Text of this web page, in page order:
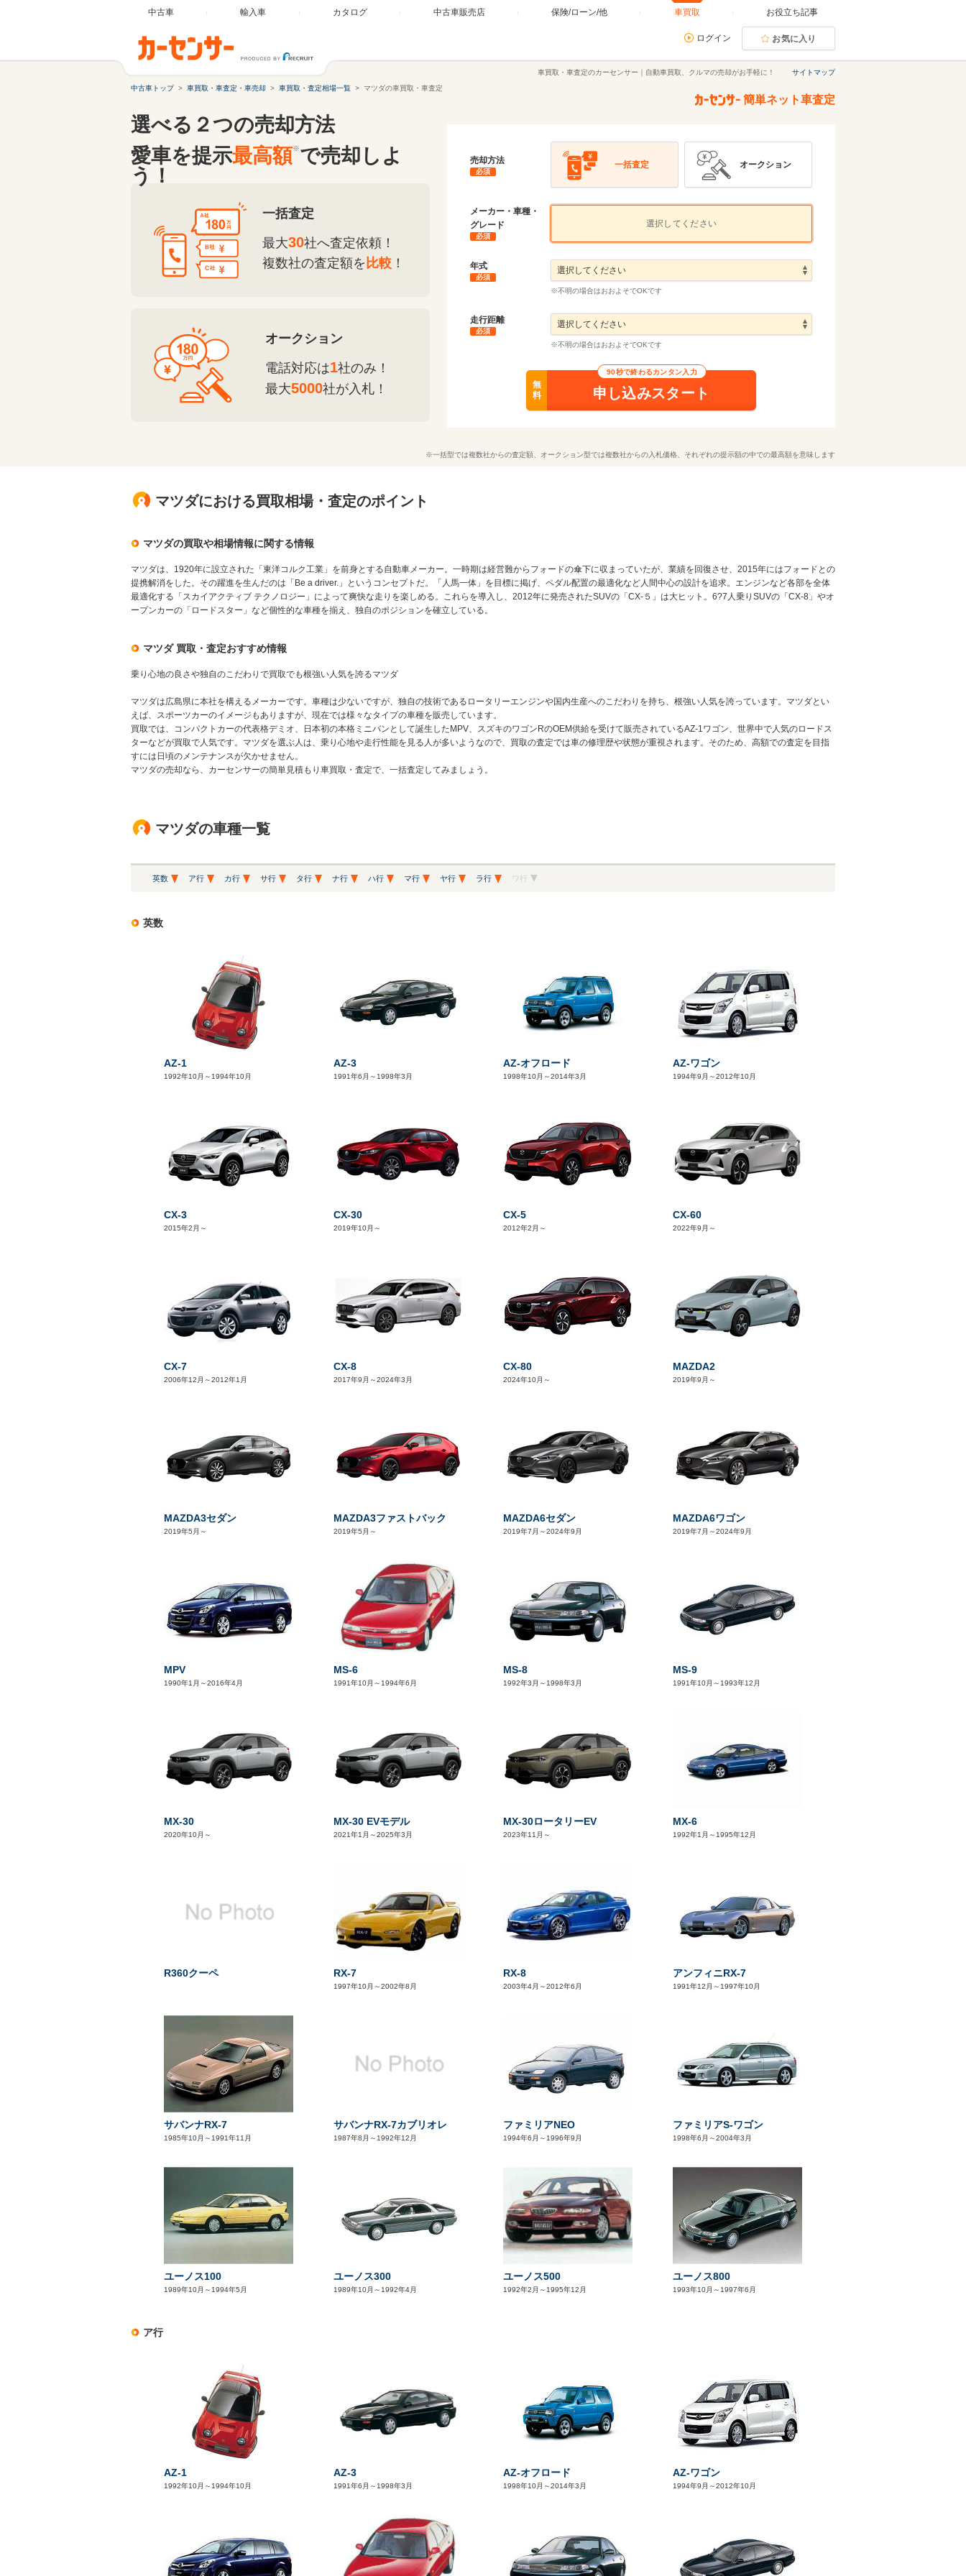
中古車 輸入車 カタログ 中古車販売店 保険/ローン/他 車買取 お役立ち記事
ログイン お気に入り
サイトマップ
車買取・車査定のカーセンサー｜自動車買取、クルマの売却がお手軽に！
中古車トップ
車買取・車査定・車売却 車買取・査定相場一覧 マツダの車買取・車査定
選べる２つの売却方法
愛車を提示最高額※で売却しよ
う！
一括査定
最大30社へ査定依頼！
複数社の査定額を 比較 ！
オークション
電話対応は1社のみ！
最大5000社が入札！
簡単ネット車査定
売却方法
必須
一括査定 オークション
メーカー・車種・
グレード
必須
選択してください
年式
必須
※不明の場合はおおよそでOKです
走行距離
必須
※不明の場合はおおよそでOKです
90秒で終わるカンタン入力
無
料
申し込みスタート
※一括型では複数社からの査定額、オークション型では複数社からの入札価格、それぞれの提示額の中での最高額を意味します
マツダにおける買取相場・査定のポイント
マツダの買取や相場情報に関する情報
マツダは、1920年に設立された「東洋コルク工業」を前身とする自動車メーカー。一時期は経営難からフォードの傘下に収まっていたが、業績を回復させ、2015年にはフォードとの
提携解消をした。その躍進を生んだのは「Be a driver.」というコンセプトだ。「人馬一体」を目標に掲げ、ペダル配置の最適化など人間中心の設計を追求。エンジンなど各部を全体
最適化する「スカイアクティブ テクノロジー」によって爽快な走りを楽しめる。これらを導入し、2012年に発売されたSUVの「CX-５」は大ヒット。6?7人乗りSUVの「CX-8」やオ
ープンカーの「ロードスター」など個性的な車種を揃え、独自のポジションを確立している。
マツダ 買取・査定おすすめ情報
乗り心地の良さや独自のこだわりで買取でも根強い人気を誇るマツダ
マツダは広島県に本社を構えるメーカーです。車種は少ないですが、独自の技術であるロータリーエンジンや国内生産へのこだわりを持ち、根強い人気を誇っています。マツダとい
えば、スポーツカーのイメージもありますが、現在では様々なタイプの車種を販売しています。
買取では、コンパクトカーの代表格デミオ、日本初の本格ミニバンとして誕生したMPV、スズキのワゴンRのOEM供給を受けて販売されているAZ-1ワゴン、世界中で人気のロードス
ターなどが買取で人気です。マツダを選ぶ人は、乗り心地や走行性能を見る人が多いようなので、買取の査定では車の修理歴や状態が重視されます。そのため、高額での査定を目指
すには日頃のメンテナンスが欠かせません。
マツダの売却なら、カーセンサーの簡単見積もり車買取・査定で、一括査定してみましょう。
マツダの車種一覧
英数 ア行 カ行 サ行 タ行 ナ行 ハ行 マ行 ヤ行 ラ行 ワ行
英数
AZ-1
1992年10月～1994年10月
AZ-3
1991年6月～1998年3月
AZ-オフロード
1998年10月～2014年3月
AZ-ワゴン
1994年9月～2012年10月
CX-3
2015年2月～
CX-30
2019年10月～
CX-5
2012年2月～
CX-60
2022年9月～
CX-7
2006年12月～2012年1月
CX-8
2017年9月～2024年3月
CX-80
2024年10月～
MAZDA2
2019年9月～
MAZDA3セダン
2019年5月～
MAZDA3ファストバック
2019年5月～
MAZDA6セダン
2019年7月～2024年9月
MAZDA6ワゴン
2019年7月～2024年9月
MPV
1990年1月～2016年4月
MS-6
1991年10月～1994年6月
MS-8
1992年3月～1998年3月
MS-9
1991年10月～1993年12月
MX-30
2020年10月～
MX-30 EVモデル
2021年1月～2025年3月
MX-30ロータリーEV
2023年11月～
MX-6
1992年1月～1995年12月
R360クーペ RX-7
1997年10月～2002年8月
RX-8
2003年4月～2012年6月
アンフィニRX-7
1991年12月～1997年10月
サバンナRX-7
1985年10月～1991年11月
サバンナRX-7カブリオレ
1987年8月～1992年12月
ファミリアNEO
1994年6月～1996年9月
ファミリアS-ワゴン
1998年6月～2004年3月
ユーノス100
1989年10月～1994年5月
ユーノス300
1989年10月～1992年4月
ユーノス500
1992年2月～1995年12月
ユーノス800
1993年10月～1997年6月
ア行
AZ-1
1992年10月～1994年10月
AZ-3
1991年6月～1998年3月
AZ-オフロード
1998年10月～2014年3月
AZ-ワゴン
1994年9月～2012年10月